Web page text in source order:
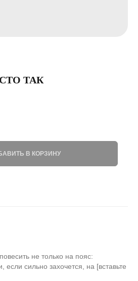
ТАК
В КОРЗИНУ
не только на пояс:
если сильно захочется, на [вставьте